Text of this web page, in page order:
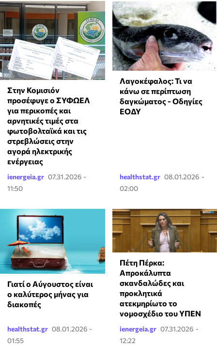
Στην Κομισιόν
προσέφυγε ο ΣΥΦΩΕΛ
για περικοπές και
αρνητικές τιμές στα
φωτοβολταϊκά και τις
στρεβλώσεις στην
αγορά ηλεκτρικής
ενέργειας
ienergeia.gr 07.31.2026 -
11:50
Λαγοκέφαλος: Τι να
κάνω σε περίπτωση
δαγκώματος - Οδηγίες
ΕΟΔΥ
healthstat.gr 08.01.2026 -
02:00
Γιατί ο Αύγουστος είναι
ο καλύτερος μήνας για
διακοπές
healthstat.gr 08.01.2026 -
01:55
Πέτη Πέρκα:
Απροκάλυπτα
σκανδαλώδες και
προκλητικά
ατεκμηρίωτο το
νομοσχέδιο του ΥΠΕΝ
ienergeia.gr 07.31.2026 -
12:22